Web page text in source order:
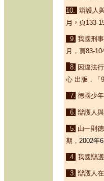
10. 辯護人
月，頁133-
9. 我國刑
月 ，頁83-
8. 因違法
心 出版，「
7. 德國少
6. 辯護人
5. 由一則
期， 2002年6
4. 我國辯
3. 辯護人